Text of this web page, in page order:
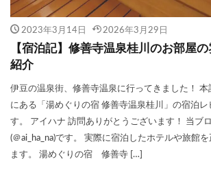
2023年3月14日 2026年3月29日
【宿泊記】修善寺温泉桂川のお部屋
紹介
伊豆の温泉街、修善寺温泉に行ってきました！
にある「湯めぐりの宿 修善寺温泉桂川」の宿泊レ
す。 アイハナ 訪問ありがとうございます！ 当ブ
(＠ai_ha_na)です。 実際に宿泊したホテルや旅館
ます。 湯めぐりの宿 修善寺 […]